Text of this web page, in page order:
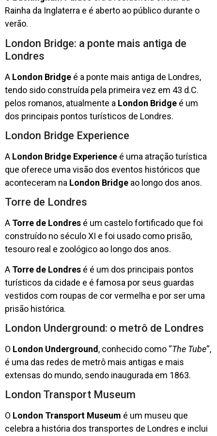
Rainha da Inglaterra e é aberto ao público durante o
verão.
London Bridge: a ponte mais antiga de
Londres
A London Bridge é a ponte mais antiga de Londres,
tendo sido construída pela primeira vez em 43 d.C.
pelos romanos, atualmente a London Bridge é um
dos principais pontos turísticos de Londres.
London Bridge Experience
A London Bridge Experience é uma atração turística
que oferece uma visão dos eventos históricos que
aconteceram na London Bridge ao longo dos anos.
Torre de Londres
A Torre de Londres é um castelo fortificado que foi
construído no século XI e foi usado como prisão,
tesouro real e zoológico ao longo dos anos.
A Torre de Londres é é um dos principais pontos
turísticos da cidade e é famosa por seus guardas
vestidos com roupas de cor vermelha e por ser uma
prisão histórica.
London Underground: o metrô de Londres
O London Underground , conhecido como “The Tube“,
é uma das redes de metrô mais antigas e mais
extensas do mundo, sendo inaugurada em 1863.
London Transport Museum
O London Transport Museum é um museu que
celebra a história dos transportes de Londres e inclui